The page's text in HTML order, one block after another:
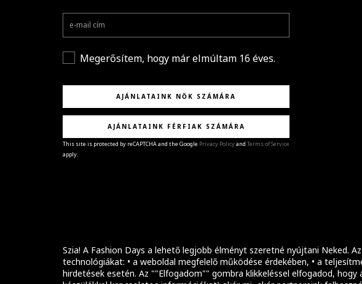
Szia! A Fashion Days a lehető legjobb élményt szeretné nyújtani Neked.
technológiákat: • a weboldal megfelelő működése érdekében, • a
hirdetések esetén. Az ""Elfogadom"" gombra klikkeléssel elfogadod,
Megerősítem, hogy már elmúltam 16 éves.
AJÁNLATAINK NŐK SZÁMÁRA
AJÁNLATAINK FÉRFIAK SZÁMÁRA
This site is protected by reCAPTCHA and the Google Privacy Policyand Terms of Service
apply.